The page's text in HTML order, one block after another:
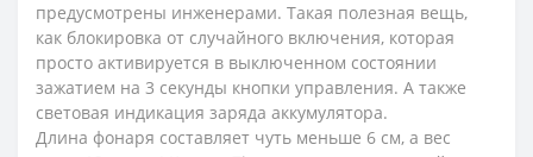
предусмотрены инженерами. Такая полезная вещь,
как блокировка от случайного включения, которая
просто активируется в выключенном состоянии
зажатием на 3 секунды кнопки управления. А также
световая индикация заряда аккумулятора.
Длина фонаря составляет чуть меньше 6 см, а вес